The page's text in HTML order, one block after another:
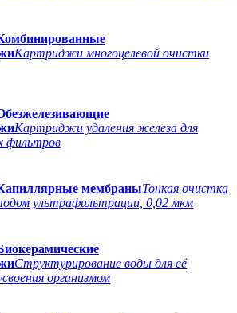
Картриджи многоцелевой очистки
Картриджи удаления железа для
фильтров
мембраныТонкая очистка
ультрафильтрации, 0,02 мкм
Структурирование воды для её
организмом